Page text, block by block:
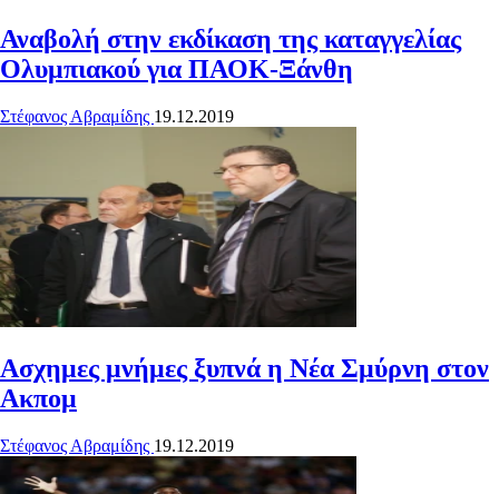
Αναβολή στην εκδίκαση της καταγγελίας
Ολυμπιακού για ΠΑΟΚ-Ξάνθη
Στέφανος Αβραμίδης 19.12.2019
Ασχημες μνήμες ξυπνά η Νέα Σμύρνη στον
Ακπομ
Στέφανος Αβραμίδης 19.12.2019